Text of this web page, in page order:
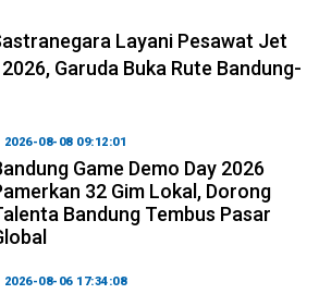
Layani Pesawat Jet
Garuda Buka Rute Bandung-
2026-08-08 09:12:01
Game Demo Day 2026
32 Gim Lokal, Dorong
Bandung Tembus Pasar
2026-08-06 17:34:08